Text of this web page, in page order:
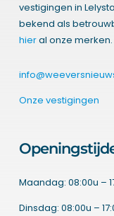
vestigingen in
bekend als
hieral onze merken.
Onze vestigingen
Maandag: 08:00u –
Dinsdag: 08:00u –